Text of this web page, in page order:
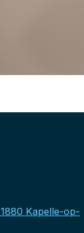
Kapelle-op-